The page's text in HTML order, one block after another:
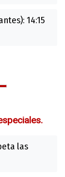
14:15
las